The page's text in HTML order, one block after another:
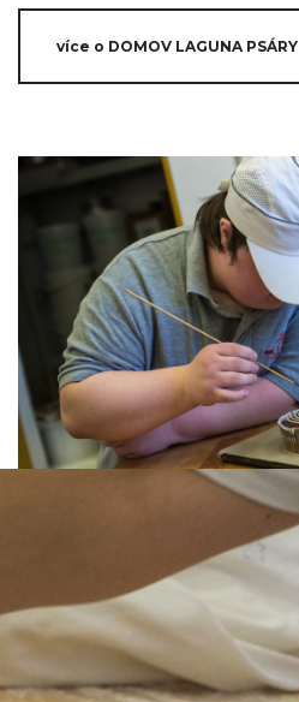
více o DOMOV LAGUNA PSÁRY